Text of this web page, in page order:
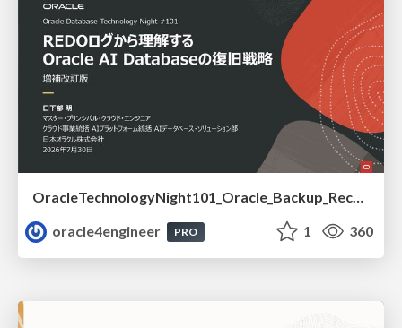
OracleTechnologyNight101_Oracle_Backup_Recovery_Strategy_from_REDO_UNDO
oracle4engineer
PRO 1 360